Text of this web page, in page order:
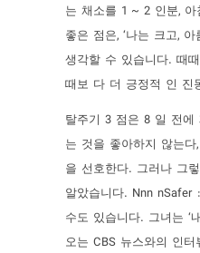
는 채소를 1 ~ 2 인분,
좋은 점은, ‘나는 크고,
생각할 수 있습니다. 때
때보 다 더 긍정적 인 진
탈주기 3 점은 8 일 전
는 것을 좋아하지 않는
을 선호한다. 그러나 그
알았습니다. Nnn
수도 있습니다. 그녀는 ‘
오는 CBS 뉴스와의 인